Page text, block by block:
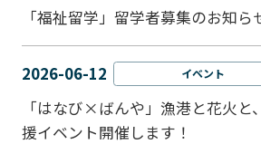
「福祉留学」留学者募集のお知ら
2026-06-12 イベント
「はなび×ばんや」漁港と花火と
援イベント開催します！